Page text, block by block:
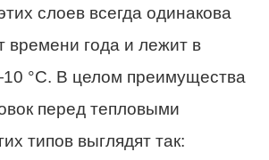
слоев всегда одинакова
времени года и лежит в
°С. В целом преимущества
перед тепловыми
типов выглядят так: